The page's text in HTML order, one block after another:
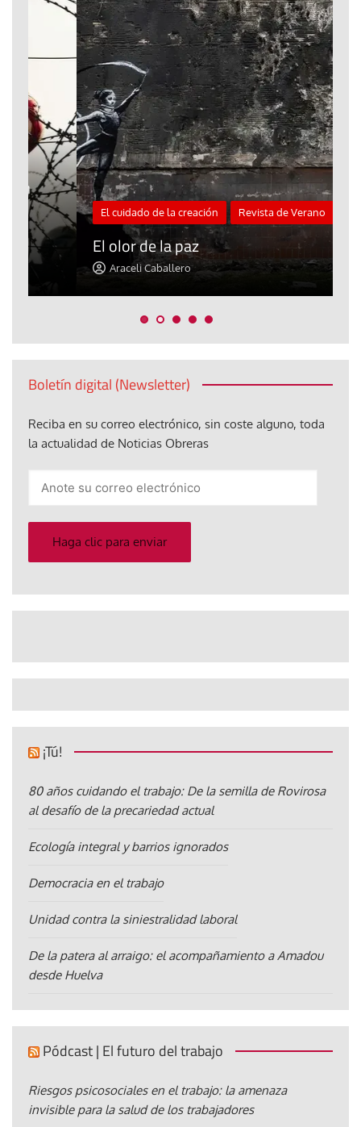
El cuidado de la creación Revista de Verano
El olor de la paz
Araceli Caballero
Boletín digital (Newsletter)
Reciba en su correo electrónico, sin coste alguno, toda
la actualidad de Noticias Obreras
electrónico
Haga clic para enviar
¡Tú!
80 años cuidando el trabajo: De la semilla de Rovirosa
al desafío de la precariedad actual
Ecología integral y barrios ignorados
Democracia en el trabajo
Unidad contra la siniestralidad laboral
De la patera al arraigo: el acompañamiento a Amadou
desde Huelva
Pódcast | El futuro del trabajo
Riesgos psicosociales en el trabajo: la amenaza
invisible para la salud de los trabajadores